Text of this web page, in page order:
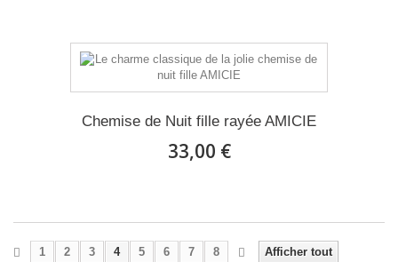
Chemise de Nuit fille rayée AMICIE
33,00 €
Afficher tout
1 2 3 4 5 6 7 8